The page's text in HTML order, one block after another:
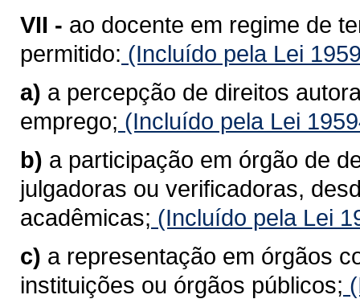
VII - ao docente em regime de
permitido: (Incluído pela Lei
a) a percepção de direitos
emprego; (Incluído pela Lei
b) a participação em órgão de
julgadoras ou verificadoras,
acadêmicas; (Incluído pela Lei
c) a representação em órgãos
instituições ou órgãos públicos;